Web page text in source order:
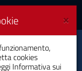
×
cookies
Informativa sui